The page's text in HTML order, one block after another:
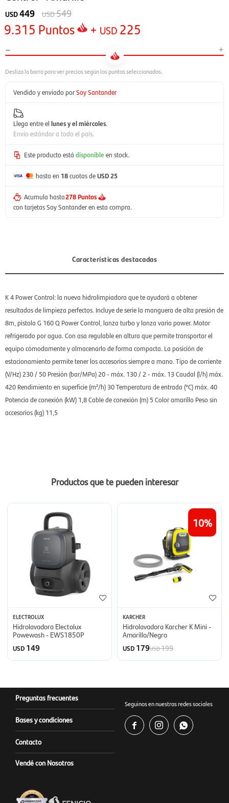
USD449 USD549
9.315 Puntos + USD 225
- +
Vendido y enviado porSoy Santander
Llega entre el lunes y el miércoles.
Envío estándar a todo el país.
Este producto está disponible en stock.
hasta en 18cuotas deUSD 25
Acumula hasta278 Puntos
con tarjetas Soy Santander en esta compra.
Características destacadas
K 4 Power Control: la nueva hidrolimpiadora que te ayudará a obtener
resultados de limpieza perfectos. Incluye de serie la manguera de alta presión de
8m, pistola G 160 Q Power Control, lanza turbo y lanza vario power. Motor
refrigerado por agua. Con asa regulable en altura que permite transportar el
equipo cómodamente y almacenarlo de forma compacta. La posición de
estacionamiento permite tener los accesorios siempre a mano. Tipo de corriente
(V/Hz) 230 / 50 Presión (bar/MPa) 20 - máx. 130 / 2 - máx. 13 Caudal (l/h) máx.
420 Rendimiento en superficie (m²/h) 30 Temperatura de entrada (°C) máx. 40
Potencia de conexión (kW) 1,8 Cable de conexión (m) 5 Color amarillo Peso sin
accesorios (kg) 11,5
Productos que te pueden interesar
ELECTROLUX
Hidrolavadora Electolux
Powewash - EWS1850P
USD 149
10
KARCHER
Hidrolavadora Karcher K Mini -
Amarillo/Negro
USD 179USD199
Preguntas frecuentes
Bases y condiciones
Contacto
Vendé con Nosotros
Seguinos en nuestras redes sociales
  